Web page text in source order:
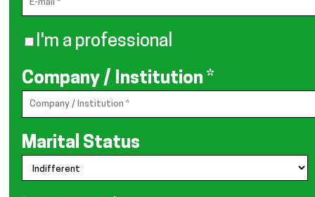
I'm a professional
Company / Institution *
Marital Status